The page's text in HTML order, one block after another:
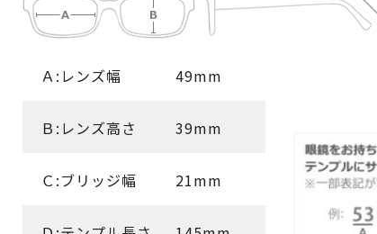
Ａ:レンズ幅 49mm
Ｂ:レンズ高さ 39mm
Ｃ:ブリッジ幅 21mm